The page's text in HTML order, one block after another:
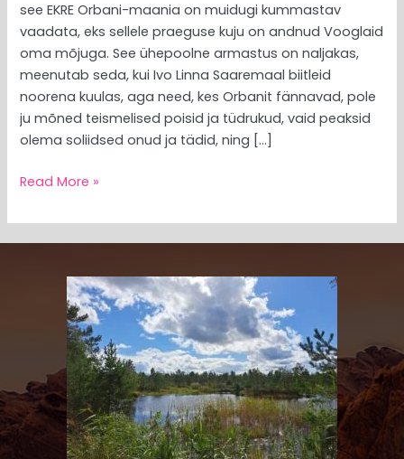
see EKRE Orbani-maania on muidugi kummastav
vaadata, eks sellele praeguse kuju on andnud Vooglaid
oma mõjuga. See ühepoolne armastus on naljakas,
meenutab seda, kui Ivo Linna Saaremaal biitleid
noorena kuulas, aga need, kes Orbanit fännavad, pole
ju mõned teismelised poisid ja tüdrukud, vaid peaksid
olema soliidsed onud ja tädid, ning […]
Read More »